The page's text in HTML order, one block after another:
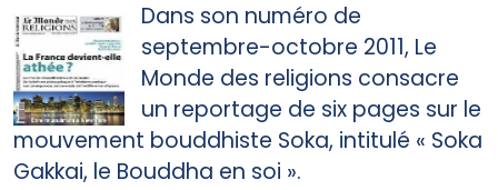
Dans son numéro de
septembre-octobre 2011, Le
Monde des religions consacre
un reportage de six pages sur le
mouvement bouddhiste Soka, intitulé « Soka
Gakkai, le Bouddha en soi ».